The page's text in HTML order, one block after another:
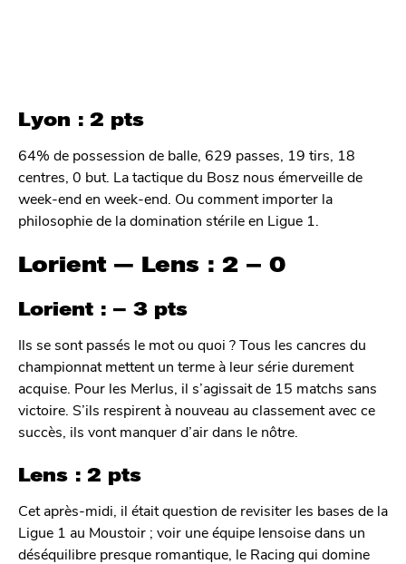
Lyon : 2 pts
64% de possession de balle, 629 passes, 19 tirs, 18
centres, 0 but. La tactique du Bosz nous émerveille de
week-end en week-end. Ou comment importer la
philosophie de la domination stérile en Ligue 1.
Lorient — Lens : 2 – 0
Lorient : – 3 pts
Ils se sont passés le mot ou quoi ? Tous les cancres du
championnat mettent un terme à leur série durement
acquise. Pour les Merlus, il s’agissait de 15 matchs sans
victoire. S’ils respirent à nouveau au classement avec ce
succès, ils vont manquer d’air dans le nôtre.
Lens : 2 pts
Cet après-midi, il était question de revisiter les bases de la
Ligue 1 au Moustoir ; voir une équipe lensoise dans un
déséquilibre presque romantique, le Racing qui domine